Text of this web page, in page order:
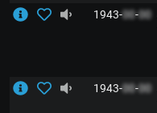
1943-00-00
1943-00-00